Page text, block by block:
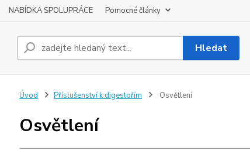
NABÍDKA SPOLUPRÁCE Pomocné články
Hledat
Úvod Příslušenství k digestořím Osvětlení
Osvětlení